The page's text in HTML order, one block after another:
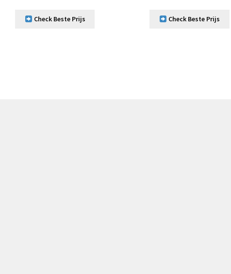
Check Beste Prijs Check Beste Prijs